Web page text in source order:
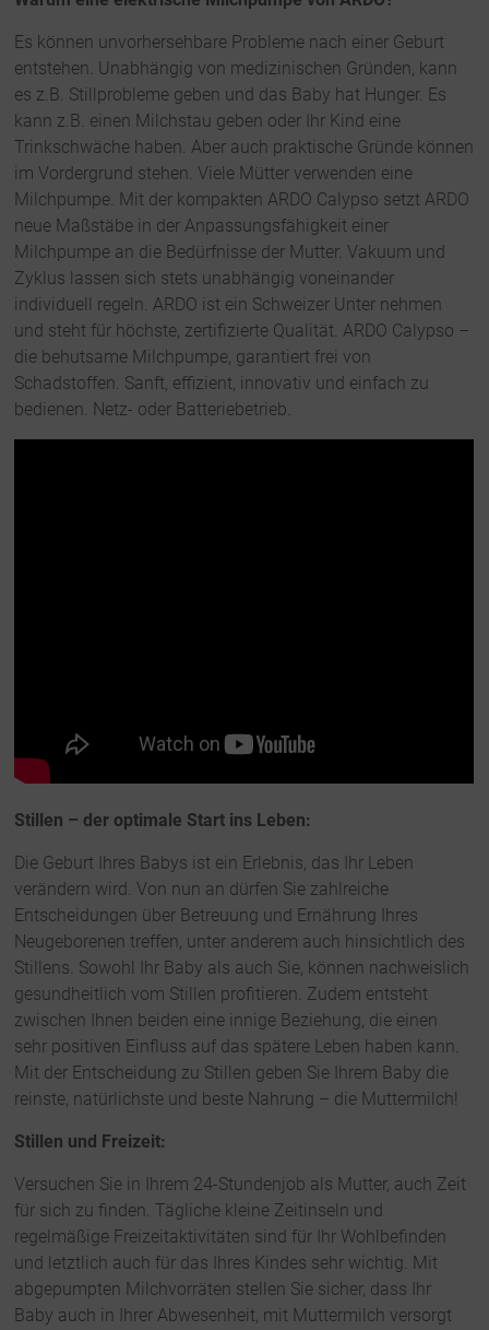
Es können unvorhersehbare Probleme nach einer Geburt
entstehen. Unabhängig von medizinischen Gründen, kann
es z.B. Stillprobleme geben und das Baby hat Hunger. Es
kann z.B. einen Milchstau geben oder Ihr Kind eine
Trinkschwäche haben. Aber auch praktische Gründe können
im Vordergrund stehen. Viele Mütter verwenden eine
Milchpumpe. Mit der kompakten ARDO Calypso setzt ARDO
neue Maßstäbe in der Anpassungsfähigkeit einer
Milchpumpe an die Bedürfnisse der Mutter. Vakuum und
Zyklus lassen sich stets unabhängig voneinander
individuell regeln. ARDO ist ein Schweizer Unter nehmen
und steht für höchste, zertifizierte Qualität. ARDO Calypso –
die behutsame Milchpumpe, garantiert frei von
Schadstoffen. Sanft, effizient, innovativ und einfach zu
bedienen. Netz- oder Batteriebetrieb.
Stillen – der optimale Start ins Leben:
Die Geburt Ihres Babys ist ein Erlebnis, das Ihr Leben
verändern wird. Von nun an dürfen Sie zahlreiche
Entscheidungen über Betreuung und Ernährung Ihres
Neugeborenen treffen, unter anderem auch hinsichtlich des
Stillens. Sowohl Ihr Baby als auch Sie, können nachweislich
gesundheitlich vom Stillen profitieren. Zudem entsteht
zwischen Ihnen beiden eine innige Beziehung, die einen
sehr positiven Einfluss auf das spätere Leben haben kann.
Mit der Entscheidung zu Stillen geben Sie Ihrem Baby die
reinste, natürlichste und beste Nahrung – die Muttermilch!
Stillen und Freizeit:
Versuchen Sie in Ihrem 24-Stundenjob als Mutter, auch Zeit
für sich zu finden. Tägliche kleine Zeitinseln und
regelmäßige Freizeitaktivitäten sind für Ihr Wohlbefinden
und letztlich auch für das Ihres Kindes sehr wichtig. Mit
abgepumpten Milchvorräten stellen Sie sicher, dass Ihr
Baby auch in Ihrer Abwesenheit, mit Muttermilch versorgt